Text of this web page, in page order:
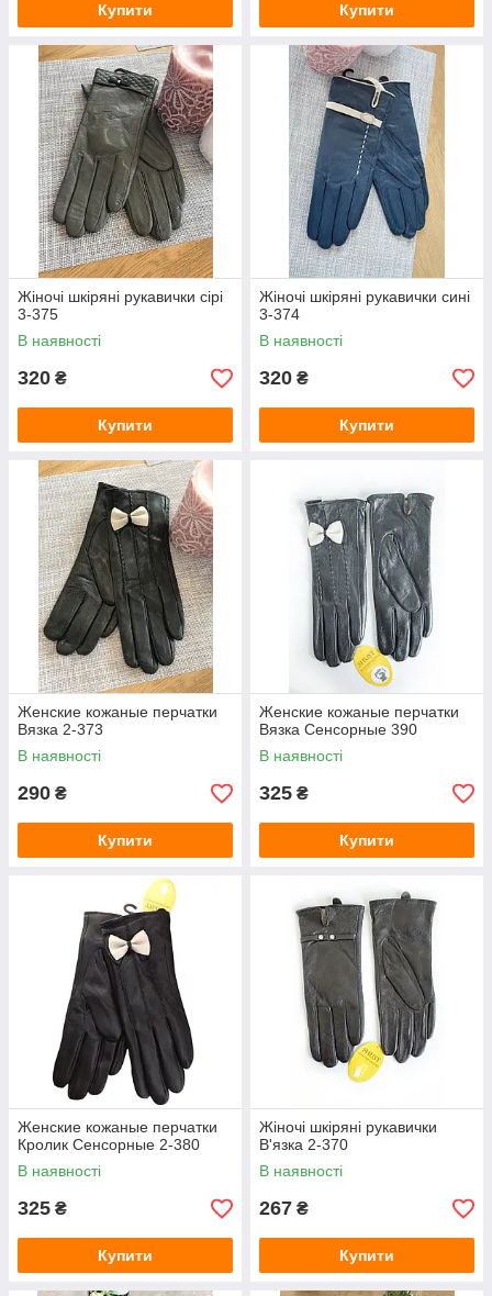
Купити Купити
Жіночі шкіряні рукавички сірі
3-375
В наявності
320 ₴
Купити
Жіночі шкіряні рукавички сині
3-374
В наявності
320 ₴
Купити
Женские кожаные перчатки
Вязка 2-373
В наявності
290 ₴
Купити
Женские кожаные перчатки
Вязка Сенсорные 390
В наявності
325 ₴
Купити
Женские кожаные перчатки
Кролик Сенсорные 2-380
В наявності
325 ₴
Купити
Жіночі шкіряні рукавички
В'язка 2-370
В наявності
267 ₴
Купити